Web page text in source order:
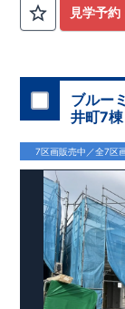
[1]
多彩な収納
【全居室クロー
できる♪​​【床下
の、あったらう
[2], 対面キッチ
空間を美しく引
チンを採用！(2
は、​生活感を感
[3],忙しい毎日に
パワフルなガス
燥！ 天候や時間
す。​毎日の家事
す。
[4],空間に上質
立体感のある壁
[5],主寝室には間
折上げ天井に
見学予
ブルー
井町7棟
7区画販売中／全7区